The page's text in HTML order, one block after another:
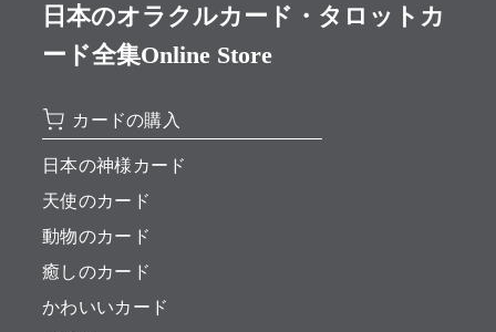
日本のオラクルカード・タロットカ
ード全集Online Store
カードの購入
日本の神様カード
天使のカード
動物のカード
癒しのカード
かわいいカード